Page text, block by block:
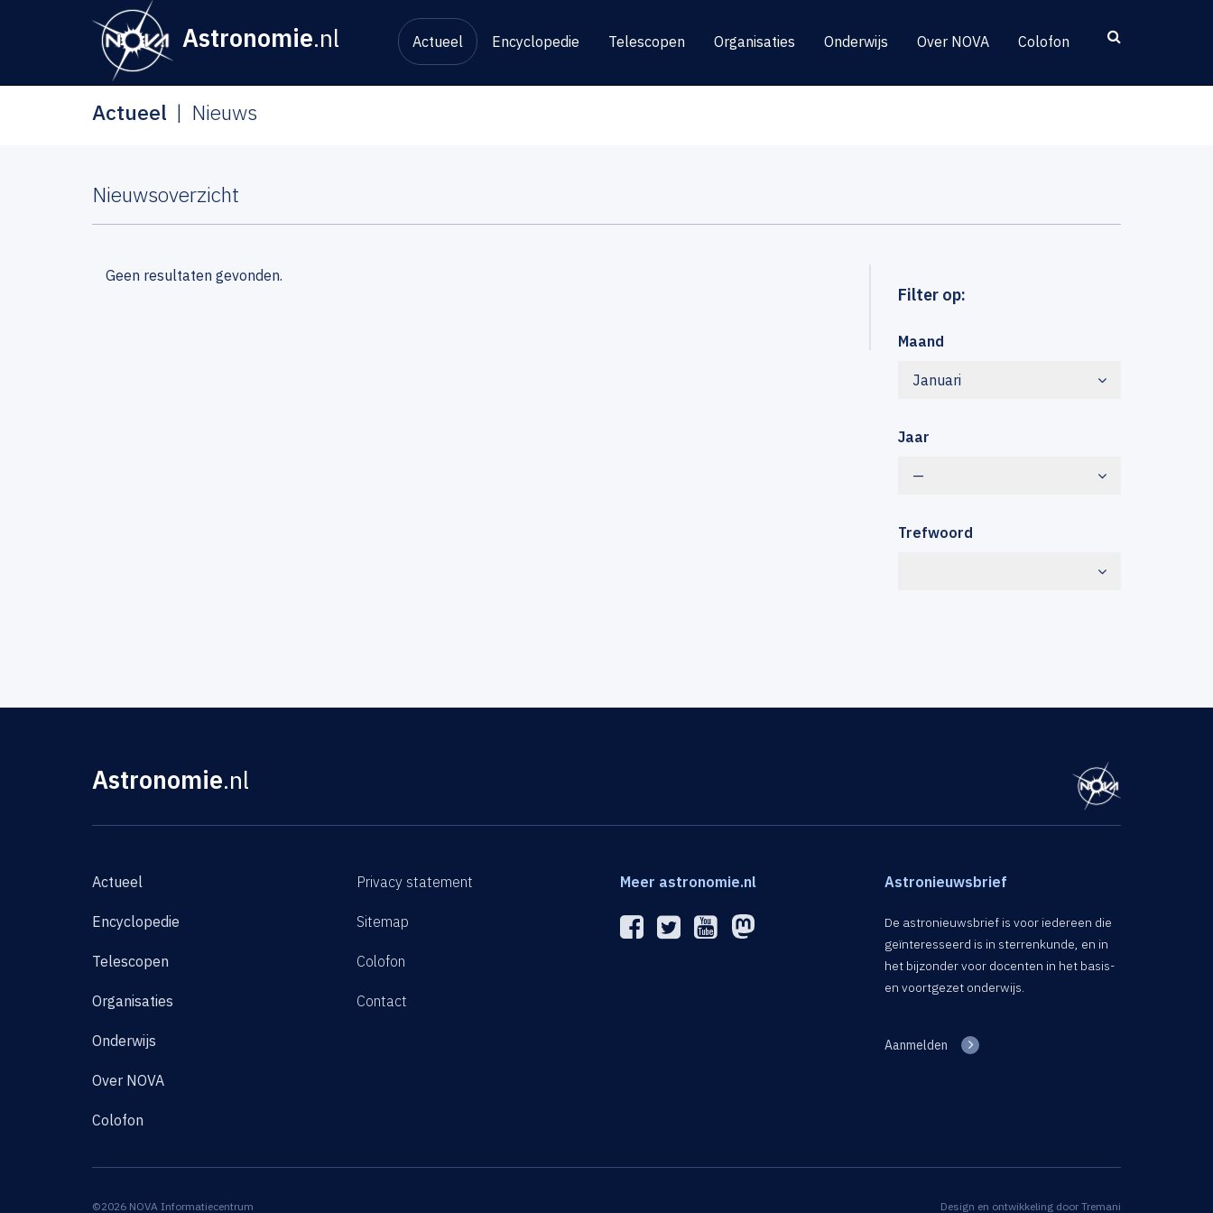
Astronomie.nl Actueel Encyclopedie Telescopen Organisaties Onderwijs Over NOVA Colofon
Actueel Nieuws
Nieuwsoverzicht
Filter op:
Maand
Januari
Jaar
—
Trefwoord
Geen resultaten gevonden.
Astronomie.nl
Actueel
Encyclopedie
Telescopen
Organisaties
Onderwijs
Over NOVA
Colofon
Privacy statement
Sitemap
Colofon
Contact
Meer astronomie.nl Astronieuwsbrief
De astronieuwsbrief is voor iedereen die
geïnteresseerd is in sterrenkunde, en in
het bijzonder voor docenten in het basis-
en voortgezet onderwijs.
Aanmelden
©2026 NOVA Informatiecentrum Design en ontwikkeling door Tremani